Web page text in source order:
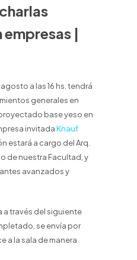
|
a las 16 hs. tendrá
generales en
base yeso en
invitadaKnauf
estará a cargo del Arq.
de nuestra Facultad, y
avanzados y
a través del siguiente
se envía por
a la sala de manera